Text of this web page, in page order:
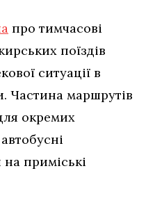
про тимчасові
поїздів
ситуації в
Частина маршрутів
окремих
приміські